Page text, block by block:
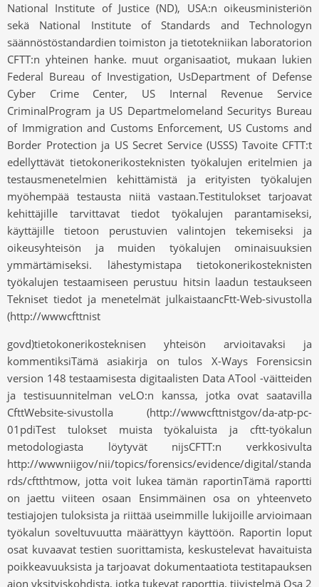
National Institute of Justice (ND), USA:n oikeusministeriön
sekä National Institute of Standards and Technologyn
säännöstöstandardien toimiston ja tietotekniikan laboratorion
CFTT:n yhteinen hanke. muut organisaatiot, mukaan lukien
Federal Bureau of Investigation, UsDepartment of Defense
Cyber ​​Crime Center, US Internal Revenue Service
CriminalProgram ja US Departmelomeland Securitys Bureau
of Immigration and Customs Enforcement, US Customs and
Border Protection ja US Secret Service (USSS) Tavoite CFTT:t
edellyttävät tietokonerikosteknisten työkalujen eritelmien ja
testausmenetelmien kehittämistä ja erityisten työkalujen
myöhempää testausta niitä vastaan.Testitulokset tarjoavat
kehittäjille tarvittavat tiedot työkalujen parantamiseksi,
käyttäjille tietoon perustuvien valintojen tekemiseksi ja
oikeusyhteisön ja muiden työkalujen ominaisuuksien
ymmärtämiseksi. lähestymistapa tietokonerikosteknisten
työkalujen testaamiseen perustuu hitsin laadun testaukseen
Tekniset tiedot ja menetelmät julkaistaancFtt-Web-sivustolla
(http://wwwcfttnist
govd)tietokonerikosteknisen yhteisön arvioitavaksi ja
kommentiksiTämä asiakirja on tulos X-Ways Forensicsin
version 148 testaamisesta digitaalisten Data ATool -väitteiden
ja testisuunnitelman veLO:n kanssa, jotka ovat saatavilla
CfttWebsite-sivustolla (http://wwwcfttnistgov/da-atp-pc-
01pdiTest tulokset muista työkaluista ja cftt-työkalun
metodologiasta löytyvät nijsCFTT:n verkkosivulta
http://wwwniigov/nii/topics/forensics/evidence/digital/standa
rds/cftthtmow, jotta voit lukea tämän raportinTämä raportti
on jaettu viiteen osaan Ensimmäinen osa on yhteenveto
testiajojen tuloksista ja riittää useimmille lukijoille arvioimaan
työkalun soveltuvuutta määrättyyn käyttöön. Raportin loput
osat kuvaavat testien suorittamista, keskustelevat havaituista
poikkeavuuksista ja tarjoavat dokumentaatiota testitapauksen
ajon yksityiskohdista, jotka tukevat raporttia. tiivistelmä Osa 2